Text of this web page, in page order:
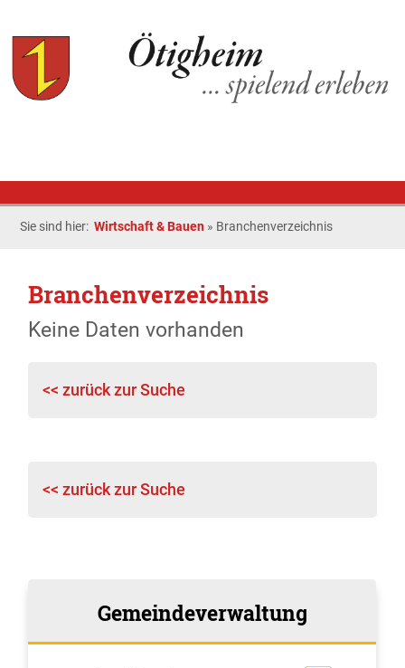
Sie sind hier:Wirtschaft & Bauen » Branchenverzeichnis
Branchenverzeichnis
Keine Daten vorhanden
<< zurück zur Suche
<< zurück zur Suche
Gemeindeverwaltung